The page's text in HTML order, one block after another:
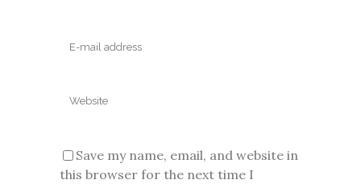
Save my name, email, and website in
this browser for the next time I